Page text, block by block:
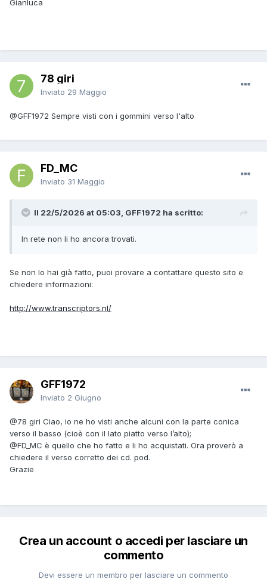
Gianluca
78 giri
Inviato 29 Maggio
@GFF1972 Sempre visti con i gommini verso l'alto
FD_MC
Inviato 31 Maggio
Il 22/5/2026 at 05:03, GFF1972 ha scritto:
In rete non li ho ancora trovati.
Se non lo hai già fatto, puoi provare a contattare questo sito e
chiedere informazioni:
http://www.transcriptors.nl/
GFF1972
Inviato 2 Giugno
@78 giri Ciao, io ne ho visti anche alcuni con la parte conica
verso il basso (cioè con il lato piatto verso l’alto);
@FD_MC è quello che ho fatto e li ho acquistati. Ora proverò a
chiedere il verso corretto dei cd. pod.
Grazie
Crea un account o accedi per lasciare un
commento
Devi essere un membro per lasciare un commento